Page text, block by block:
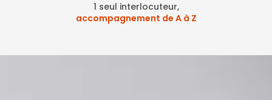
1 seul interlocuteur,
accompagnement de A à Z